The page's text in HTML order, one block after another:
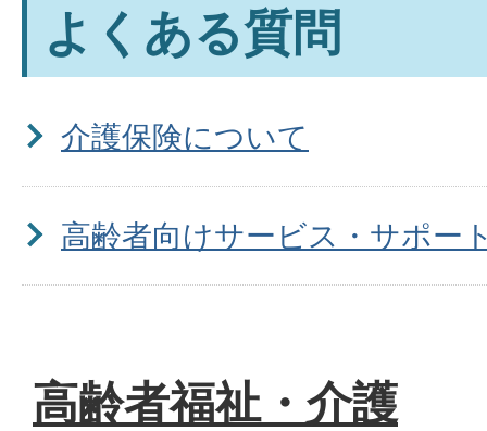
よくある質問
介護保険について
高齢者向けサービス・サポー
高齢者福祉・介護